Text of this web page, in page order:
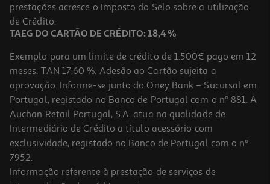
3,99 €
prestações acresce o Imposto do Selo sobre a utilização
de Crédito.
TAEG DO CARTÃO DE CRÉDITO: 18,4 %
Exemplo para um limite de crédito de 1.500€ pago em 12
meses. TAN 17,60 %. Adesão ao Cartão sujeita a
aprovação. Informe-se junto do Oney Bank – Sucursal em
Portugal, registado no Banco de Portugal com o nº 881. A
Auchan Retail Portugal, S.A. atua na qualidade de
Intermediário de Crédito a título acessório com
exclusividade, registado no Banco de Portugal com o nº
7952.
Informação referente à prestação de serviços de